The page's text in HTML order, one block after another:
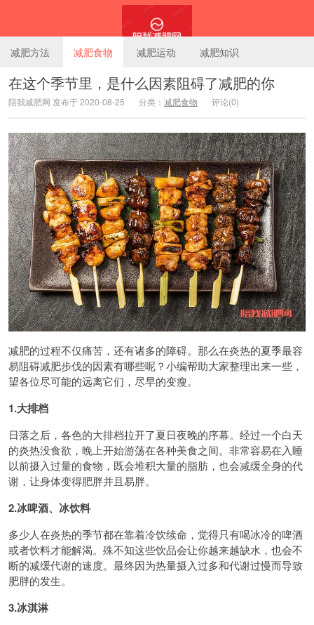
陪我减肥网
减肥方法 减肥食物 减肥运动 减肥知识
在这个季节里，是什么因素阻碍了减肥的你
陪我减肥网 发布于 2020-08-25 分类： 减肥食物 评论(0)
减肥的过程不仅痛苦，还有诸多的障碍。那么在炎热的夏季最容
易阻碍减肥步伐的因素有哪些呢？小编帮助大家整理出来一些，
望各位尽可能的远离它们，尽早的变瘦。
1.大排档
日落之后，各色的大排档拉开了夏日夜晚的序幕。经过一个白天
的炎热没食欲，晚上开始游荡在各种美食之间。非常容易在入睡
以前摄入过量的食物，既会堆积大量的脂肪，也会减缓全身的代
谢，让身体变得肥胖并且易胖。
2.冰啤酒、冰饮料
多少人在炎热的季节都在靠着冷饮续命，觉得只有喝冰冷的啤酒
或者饮料才能解渴。殊不知这些饮品会让你越来越缺水，也会不
断的减缓代谢的速度。最终因为热量摄入过多和代谢过慢而导致
肥胖的发生。
3.冰淇淋